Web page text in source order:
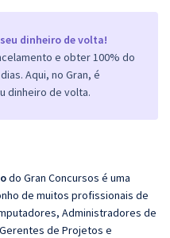
dinheiro de volta!
e obter 100% do
Aqui, no Gran, é
dinheiro de volta.
do Gran Concursos é uma
de muitos profissionais de
Administradores de
de Projetos e